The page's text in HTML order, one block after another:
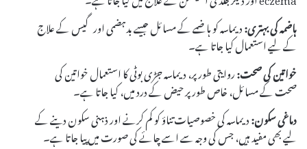
ہاضمہ کی بہتری:دیماسہ کو ہاضمے کے مسائل جیسے بدہضمی اور گیس کے علاج
کے لیے استعمال کیا جاتا ہے۔
خواتین کی صحت:روایتی طور پر، دیماسہ جڑی بوٹی کا استعمال خواتین کی
صحت کے مسائل، خاص طور پر حیض کے درد میں، کیا جاتا ہے۔
دماغی سکون:دیماسہ کی خصوصیات تناؤ کو کم کرنے اور ذہنی سکون دینے کے
لیے بھی مفید ہیں، جس کی وجہ سے اسے چائے کی صورت میں پیا جاتا ہے۔